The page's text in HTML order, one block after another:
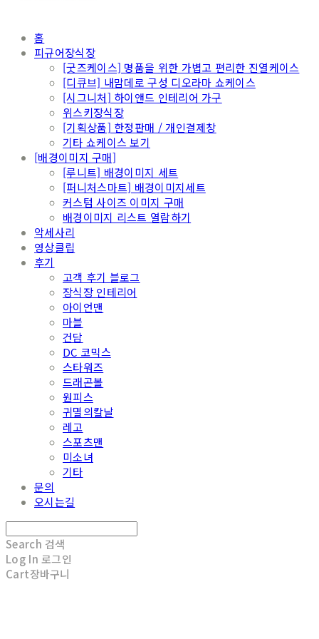
홈
피규어장식장
[굿즈케이스] 명품을 위한 가볍고 편리한 진열케이스
[디큐브] 내맘데로 구성 디오라마 쇼케이스
[시그니처] 하이앤드 인테리어 가구
위스키장식장
[기획상품] 한정판매 / 개인결제창
기타 쇼케이스 보기
[배경이미지 구매]
[루니트] 배경이미지 세트
[퍼니처스마트] 배경이미지세트
커스텀 사이즈 이미지 구매
배경이미지 리스트 열람하기
악세사리
영상클립
후기
고객 후기 블로그
장식장 인테리어
아이언맨
마블
건담
DC 코믹스
스타워즈
드래곤볼
원피스
귀멸의칼날
레고
스포츠맨
미소녀
기타
문의
오시는길
Search 검색
Log In 로그인
Cart장바구니